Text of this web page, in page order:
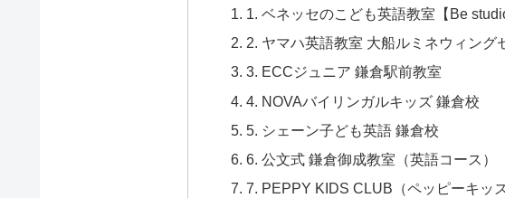
1. ベネッセのこども英語教室【Be
2. ヤマハ英語教室 大船ルミネウィング
3. ECCジュニア 鎌倉駅前教室
4. NOVAバイリンガルキッズ 鎌倉校
5. シェーン子ども英語 鎌倉校
6. 公文式 鎌倉御成教室（英語コース）
7. PEPPY KIDS CLUB（ペッピーキッ